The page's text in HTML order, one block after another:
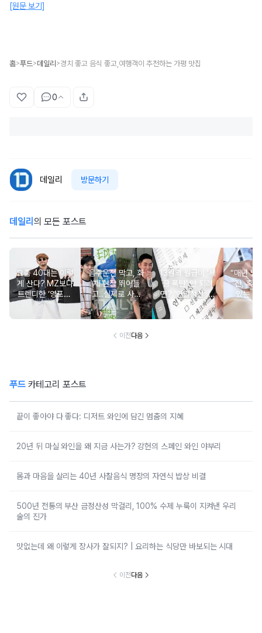
[원문 보기]
홈>푸드>데일리 >경치 좋고 음식 좋고,여행객이 추천하는 가평 맛집
0
데일리 방문하기
데일리 의 모든 포스트
요즘 40대는 이렇
게 산다? MZ보다
트렌디한 ‘영포티’
분석
음주운전 막고, 화
재 현장 뛰어들
고..실제로 사람
구한 연예인 10
13월의 월급이 '세
금 폭탄' 안 되려
면? '연말정산' 핵
심 꿀팁 A to Z
“매년 받
진, 혹시
있는 건
요?”
이전다음
푸드카테고리 포스트
끝이 좋아야 다 좋다: 디저트 와인에 담긴 멈춤의 지혜
20년 뒤 마실 와인을 왜 지금 사는가? 강헌의 스페인 와인 야부리
몸과 마음을 살리는 40년 사찰음식 명장의 자연식 밥상 비결
500년 전통의 부산 금정산성 막걸리, 100% 수제 누룩이 지켜낸 우리
술의 진가
맛없는데 왜 이렇게 장사가 잘되지? | 요리하는 식당만 바보되는 시대
이전다음